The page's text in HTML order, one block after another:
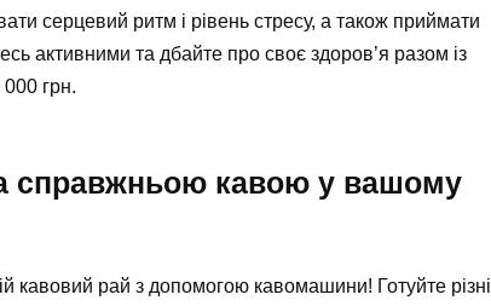
серцевий ритм і рівень стресу, а також приймати
активними та дбайте про своє здоров’я разом із
грн.
справжньою кавою у вашому
кавовий рай з допомогою кавомашини! Готуйте різні